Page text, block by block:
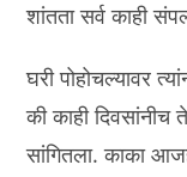
शांतता सर्व काही
घरी पोहोचल्यावर
की काही
सांगितला. काका